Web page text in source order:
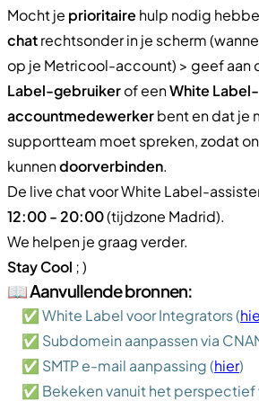
Mocht je prioritaire hulp nodig
chatrechtsonder in je scherm
op je Metricool-account) > geef aan
Label-gebruikerof eenWhite Label-
accountmedewerkerbent en dat je
supportteam moet spreken, zodat
kunnendoorverbinden.
De live chat voor White Label-
12:00 - 20:00(tijdzone Madrid).
We helpen je graag verder.
Stay Cool ; )
📖 Aanvullende bronnen:
✅ White Label voor Integrators (
✅ Subdomein aanpassen via
✅ SMTP e-mail aanpassing (hier)
✅ Bekeken vanuit het perspectief